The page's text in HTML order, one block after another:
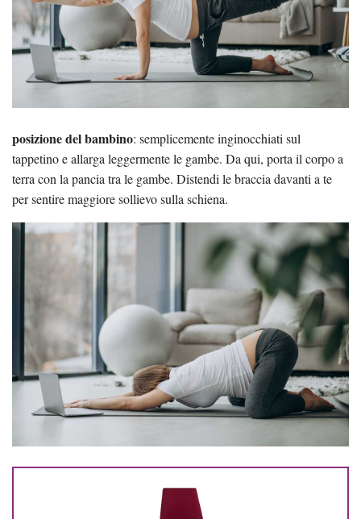
posizione del bambino: semplicemente inginocchiati sul
tappetino e allarga leggermente le gambe. Da qui, porta il corpo a
terra con la pancia tra le gambe. Distendi le braccia davanti a te
per sentire maggiore sollievo sulla schiena.